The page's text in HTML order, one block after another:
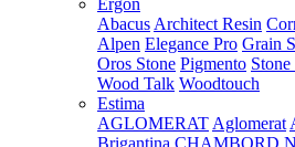
Ergon
Abacus Architect Resin
Alpen Elegance Pro Grain
Oros Stone Pigmento
Wood Talk Woodtouch
Estima
AGLOMERAT Aglomerat